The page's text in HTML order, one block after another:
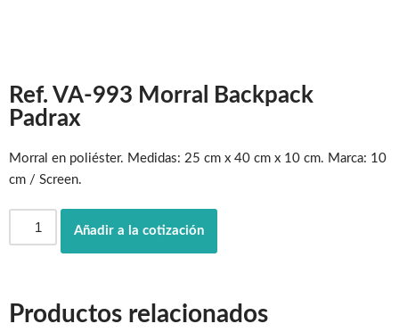
Ref. VA-993 Morral Backpack
Padrax
Morral en poliéster. Medidas: 25 cm x 40 cm x 10 cm. Marca: 10
cm / Screen.
Añadir a la cotización
Productos relacionados